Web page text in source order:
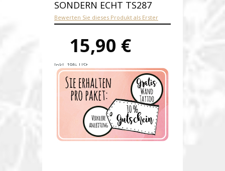
SONDERN ECHT TS287
Bewerten Sie dieses Produkt als Erster
15,90 €
Inkl. 19% USt.
Versandkosten
Produktnummer:ts287-E
Verfügbarkeit:Auf Lager
Lieferzeit: 1-2 Werktage